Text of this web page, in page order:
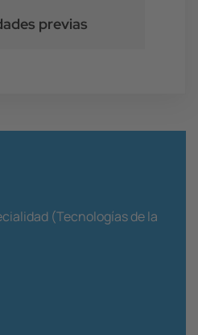
previas
(Tecnologías de la